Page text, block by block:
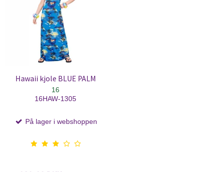
Hawaii kjole BLUE PALM
16
16HAW-1305
På lager i webshoppen